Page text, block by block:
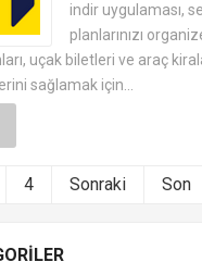
indir uygulaması,
planlarınızı
uçak biletleri ve araç
sağlamak için...
4 Sonraki Son